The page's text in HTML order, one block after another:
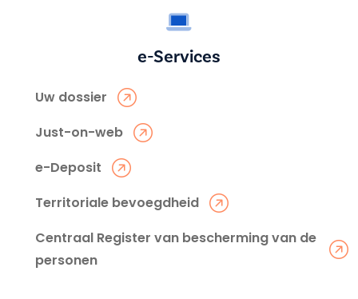
e-Services
Uw dossier
Just-on-web
e-Deposit
Territoriale bevoegdheid
Centraal Register van bescherming van de
personen